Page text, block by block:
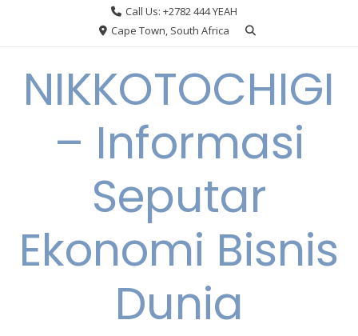
Call Us: +2782 444 YEAH
Cape Town, South Africa
NIKKOTOCHIGI
– Informasi
Seputar
Ekonomi Bisnis
Dunia